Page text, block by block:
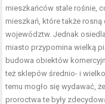
mieszkańców stale rośnie,
mieszkań, które także
województw. Jednak
miasto przypomina wielką
budowa obiektów
też sklepów średnio- i
temu mogło się wydawać,
proroctwa te były